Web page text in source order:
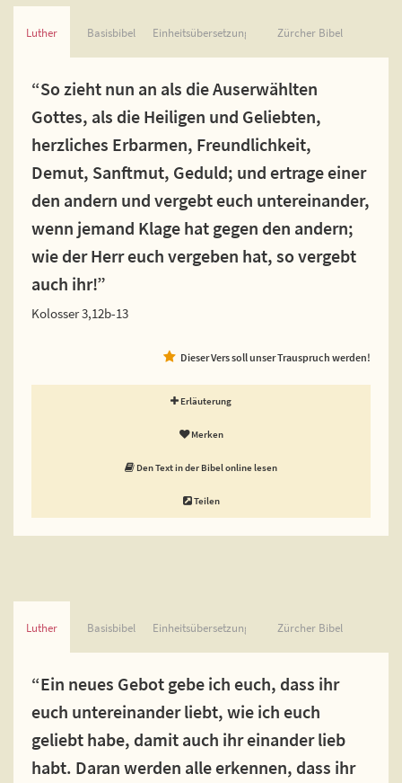
Luther Basisbibel Einheitsübersetzung Zürcher Bibel
“So zieht nun an als die Auserwählten
Gottes, als die Heiligen und Geliebten,
herzliches Erbarmen, Freundlichkeit,
Demut, Sanftmut, Geduld; und ertrage einer
den andern und vergebt euch untereinander,
wenn jemand Klage hat gegen den andern;
wie der Herr euch vergeben hat, so vergebt
auch ihr!”
Kolosser 3,12b-13
Dieser Vers soll unser Trauspruch werden!
Erläuterung
Merken
Den Text in der Bibel online lesen
Teilen
Luther Basisbibel Einheitsübersetzung Zürcher Bibel
“Ein neues Gebot gebe ich euch, dass ihr
euch untereinander liebt, wie ich euch
geliebt habe, damit auch ihr einander lieb
habt. Daran werden alle erkennen, dass ihr